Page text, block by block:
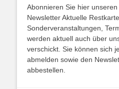
Abonnieren Sie hier
Newsletter Aktuelle
Sonderveranstaltungen,
werden aktuell auch über
verschickt. Sie können sich
abmelden sowie den
abbestellen.